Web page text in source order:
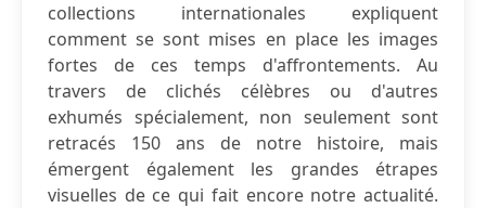
collections internationales expliquent
comment se sont mises en place les images
fortes de ces temps d'affrontements. Au
travers de clichés célèbres ou d'autres
exhumés spécialement, non seulement sont
retracés 150 ans de notre histoire, mais
émergent également les grandes étrapes
visuelles de ce qui fait encore notre actualité.